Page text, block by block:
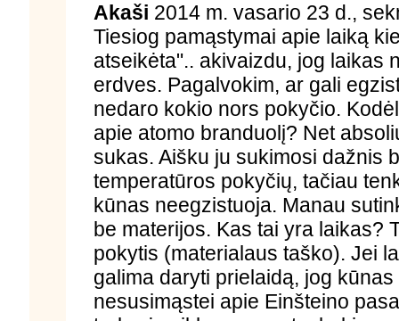
Akaši 2014 m. vasario 23 d.,
Tiesiog pamąstymai apie laiką
atseikėta".. akivaizdu, jog laikas
erdves. Pagalvokim, ar gali
nedaro kokio nors pokyčio.
apie atomo branduolį? Net
sukas. Aišku ju sukimosi dažnis
temperatūros pokyčių, tačiau
kūnas neegzistuoja. Manau
be materijos. Kas tai yra laikas?
pokytis (materialaus taško). Jei
galima daryti prielaidą, jog
nesusimąstei apie Einšteino